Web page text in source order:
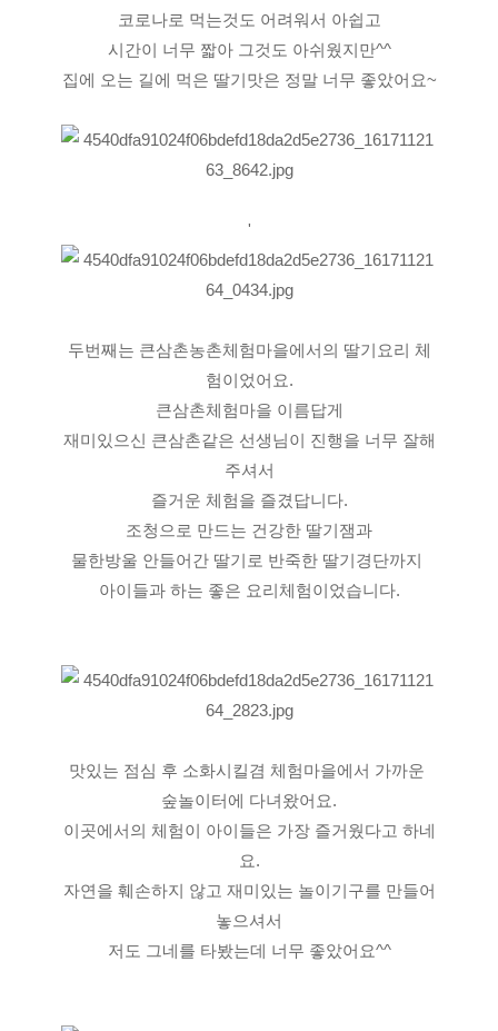
코로나로 먹는것도 어려워서 아쉽고
시간이 너무 짧아 그것도 아쉬웠지만^^
집에 오는 길에 먹은 딸기맛은 정말 너무 좋았어요~
'
두번째는 큰삼촌농촌체험마을에서의 딸기요리 체
험이었어요.
큰삼촌체험마을 이름답게
재미있으신 큰삼촌같은 선생님이 진행을 너무 잘해
주셔서
즐거운 체험을 즐겼답니다.
조청으로 만드는 건강한 딸기잼과
물한방울 안들어간 딸기로 반죽한 딸기경단까지
아이들과 하는 좋은 요리체험이었습니다.
맛있는 점심 후 소화시킬겸 체험마을에서 가까운
숲놀이터에 다녀왔어요.
이곳에서의 체험이 아이들은 가장 즐거웠다고 하네
요.
자연을 훼손하지 않고 재미있는 놀이기구를 만들어
놓으셔서
저도 그네를 타봤는데 너무 좋았어요^^